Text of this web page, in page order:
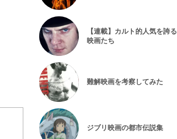
【連載】カルト的人気を誇る
映画たち
難解映画を考察してみた
ジブリ映画の都市伝説集